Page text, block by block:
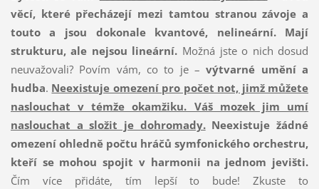
věcí, které přecházejí mezi tamtou stranou závoje a
touto a jsou dokonale kvantové, nelineární.
Mají
strukturu, ale nejsou lineární. Možná jste o nich dosud
neuvažovali? Povím vám, co to je –výtvarné umění a
hudba. Neexistuje omezení pro počet not, jimž můžete
naslouchat v témže okamžiku. Váš mozek jim umí
naslouchat a složit je dohromady. Neexistuje žádné
omezení ohledně počtu hráčů symfonického orchestru,
kteří se mohou spojit v harmonii na jednom jevišti.
Čím více přidáte, tím lepší to bude! Zkuste to